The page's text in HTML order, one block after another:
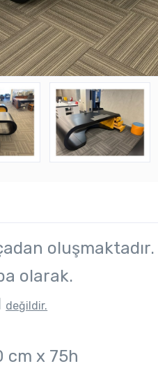
oluşmaktadır.
olarak.
değildir.
cm x 75h